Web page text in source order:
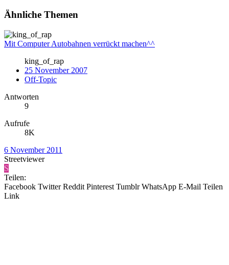
Ähnliche Themen
Mit Computer Autobahnen verrückt machen^^
king_of_rap
25 November 2007
Off-Topic
Antworten
9
Aufrufe
8K
6 November 2011
Streetviewer
S
Teilen:
Facebook Twitter Reddit Pinterest Tumblr WhatsApp E-Mail Teilen
Link